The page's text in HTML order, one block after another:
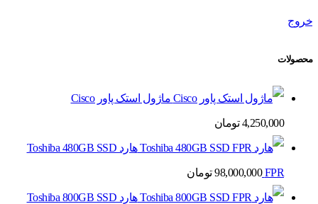
خروج
محصولات
ماژول استک پاور Cisco
4,250,000 تومان
هارد Toshiba 480GB SSD
FPR
98,000,000 تومان
هارد Toshiba 800GB SSD